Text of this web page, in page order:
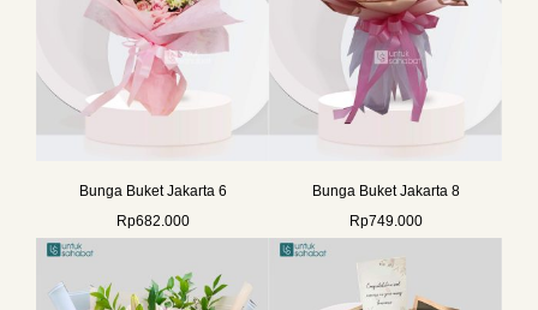
Bunga Buket Jakarta 6
Rp682.000
Bunga Buket Jakarta 8
Rp749.000